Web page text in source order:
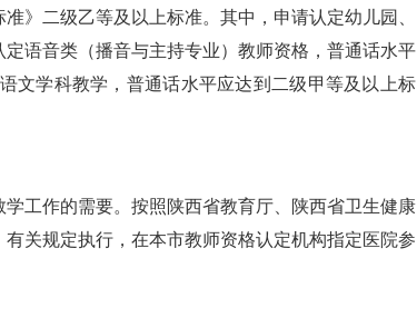
》二级乙等及以上标准。其中，申请认定幼儿园、
语音类（播音与主持专业）教师资格，普通话水平
文学科教学，普通话水平应达到二级甲等及以上标
工作的需要。按照陕西省教育厅、陕西省卫生健康
关规定执行，在本市教师资格认定机构指定医院参